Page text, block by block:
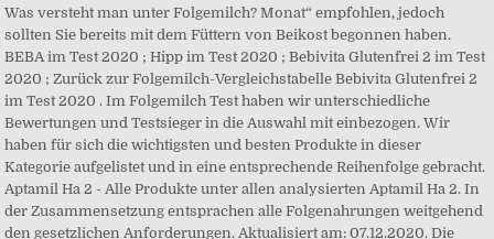
Was versteht man unter Folgemilch? Monat“ empfohlen, jedoch
sollten Sie bereits mit dem Füttern von Beikost begonnen haben.
BEBA im Test 2020 ; Hipp im Test 2020 ; Bebivita Glutenfrei 2 im Test
2020 ; Zurück zur Folgemilch-Vergleichstabelle Bebivita Glutenfrei 2
im Test 2020 . Im Folgemilch Test haben wir unterschiedliche
Bewertungen und Testsieger in die Auswahl mit einbezogen. Wir
haben für sich die wichtigsten und besten Produkte in dieser
Kategorie aufgelistet und in eine entsprechende Reihenfolge gebracht.
Aptamil Ha 2 - Alle Produkte unter allen analysierten Aptamil Ha 2. In
der Zusammensetzung entsprachen alle Folgenahrungen weitgehend
den gesetzlichen Anforderungen. Aktualisiert am: 07.12.2020. Die